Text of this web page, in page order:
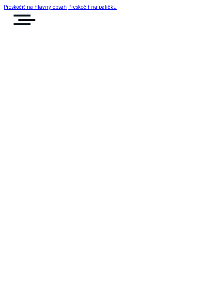
Preskočiť na hlavný obsah Preskočiť na pätičku